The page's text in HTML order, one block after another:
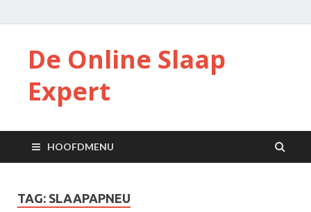
De Online Slaap
Expert
HOOFDMENU
TAG: SLAAPAPNEU